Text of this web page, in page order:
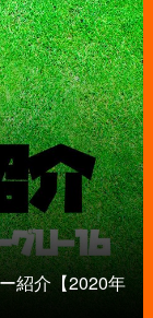
紹介【2020年